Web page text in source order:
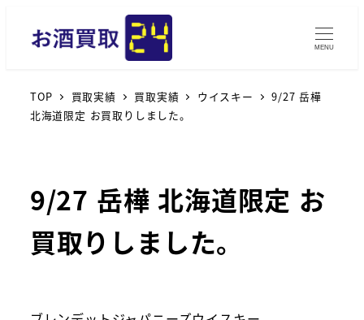
MENU
TOP 買取実績 買取実績 ウイスキー
9/27 岳樺
北海道限定 お買取りしました。
9/27 岳樺 北海道限定 お
買取りしました。